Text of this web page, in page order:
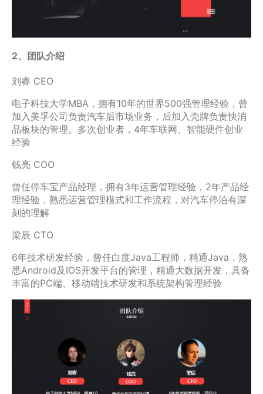
2、团队介绍
刘睿 CEO
电子科技大学MBA，拥有10年的世界500强管理经验，曾
加入美孚公司负责汽车后市场业务，后加入壳牌负责快消
品板块的管理。多次创业者，4年车联网、智能硬件创业
经验
钱亮 COO
曾任停车宝产品经理，拥有3年运营管理经验，2年产品经
理经验，熟悉运营管理模式和工作流程，对汽车停泊有深
刻的理解
梁辰 CTO
6年技术研发经验，曾任白度Java工程师，精通Java，熟
悉Android及IOS开发平台的管理，精通大数据开发，具备
丰富的PC端、移动端技术研发和系统架构管理经验